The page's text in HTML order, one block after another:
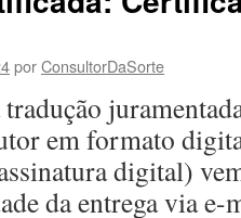
porConsultorDaSorte
tradução
em formato
digital)
da entrega via e-